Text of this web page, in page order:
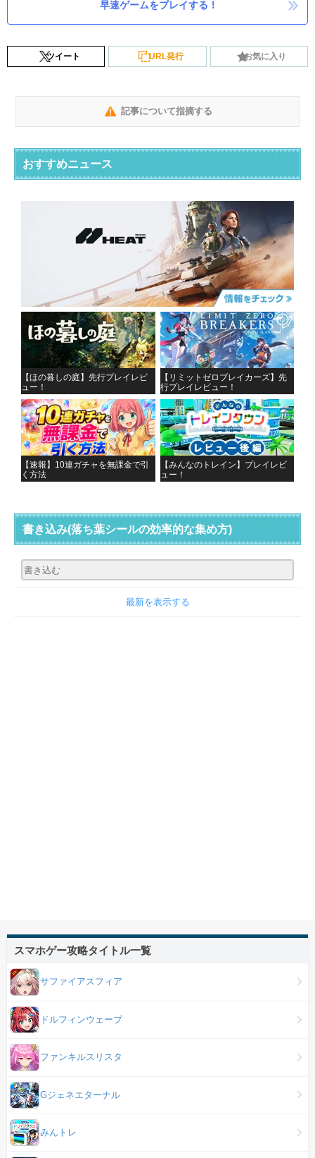
早速ゲームをプレイする！
ツイート URL発行 お気に入り
記事について指摘する
おすすめニュース
【ほの暮しの庭】先行プレイレビ
ュー！
【リミットゼロブレイカーズ】先
行プレイレビュー！
【速報】10連ガチャを無課金で引
く方法
【みんなのトレイン】プレイレビ
ュー！
書き込み(落ち葉シールの効率的な集め方)
最新を表示する
スマホゲー攻略タイトル一覧
サファイアスフィア
ドルフィンウェーブ
ファンキルスリスタ
Gジェネエターナル
みんトレ